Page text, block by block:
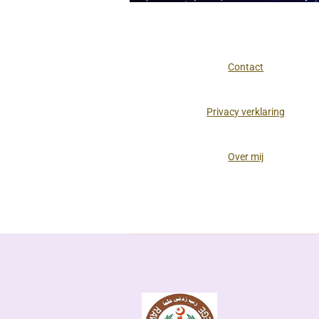
Contact
Privacy verklaring
Over mij